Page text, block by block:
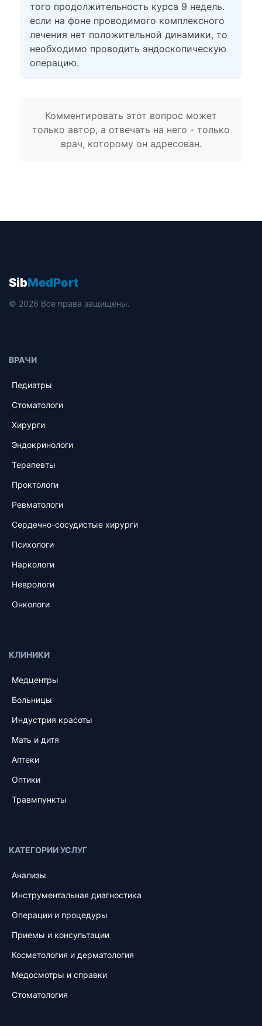
того продолжительность курса 9 недель.
если на фоне проводимого комплексного
лечения нет положительной динамики, то
необходимо проводить эндоскопическую
операцию.
Комментировать этот вопрос может
только автор, а отвечать на него - только
врач, которому он адресован.
SibMedPort
© 2026 Все права защищены.
ВРАЧИ
Педиатры
Стоматологи
Хирурги
Эндокринологи
Терапевты
Проктологи
Ревматологи
Сердечно-сосудистые хирурги
Психологи
Наркологи
Неврологи
Онкологи
КЛИНИКИ
Медцентры
Больницы
Индустрия красоты
Мать и дитя
Аптеки
Оптики
Травмпункты
КАТЕГОРИИ УСЛУГ
Анализы
Инструментальная диагностика
Операции и процедуры
Приемы и консультации
Косметология и дерматология
Медосмотры и справки
Стоматология